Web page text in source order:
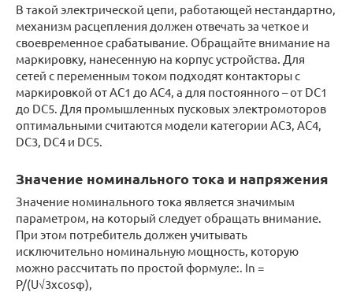
В такой электрической цепи, работающей нестандартно,
механизм расцепления должен отвечать за четкое и
своевременное срабатывание. Обращайте внимание на
маркировку, нанесенную на корпус устройства. Для
сетей с переменным током подходят контакторы с
маркировкой от АС1 до АС4, а для постоянного – от DC1
до DC5. Для промышленных пусковых электромоторов
оптимальными считаются модели категории АС3, АС4,
DC3, DC4 и DC5.
Значение номинального тока и напряжения
Значение номинального тока является значимым
параметром, на который следует обращать внимание.
При этом потребитель должен учитывать
исключительно номинальную мощность, которую
можно рассчитать по простой формуле:. In =
P/(U√3xcosφ),